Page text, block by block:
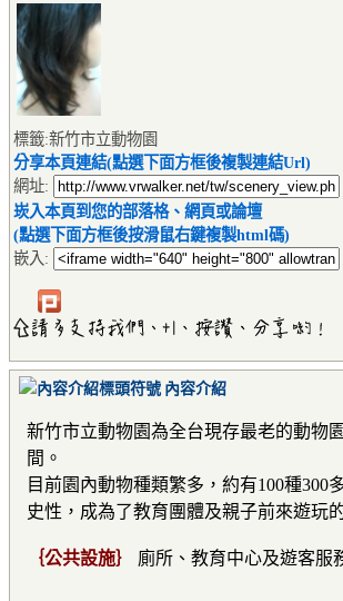
標籤:新竹市立動物園
分享本頁連結(點選下面方框後複製連結Url)
網址:
崁入本頁到您的部落格、網頁或論壇
(點選下面方框後按滑鼠右鍵複製html碼)
嵌入:
內容介紹
新竹市立動物園為全台現存最老的動物
間。
目前園內動物種類繁多，約有100種
史性，成為了教育團體及親子前來遊玩
｛公共設施｝ 廁所、教育中心及遊客服